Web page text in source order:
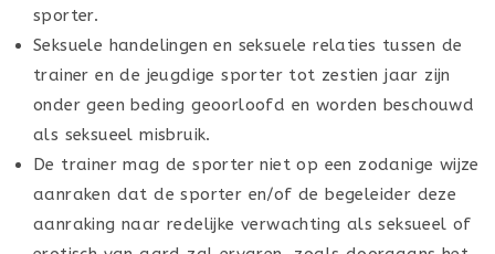
sporter.
Seksuele handelingen en seksuele relaties tussen de
trainer en de jeugdige sporter tot zestien jaar zijn
onder geen beding geoorloofd en worden beschouwd
als seksueel misbruik.
De trainer mag de sporter niet op een zodanige wijze
aanraken dat de sporter en/of de begeleider deze
aanraking naar redelijke verwachting als seksueel of